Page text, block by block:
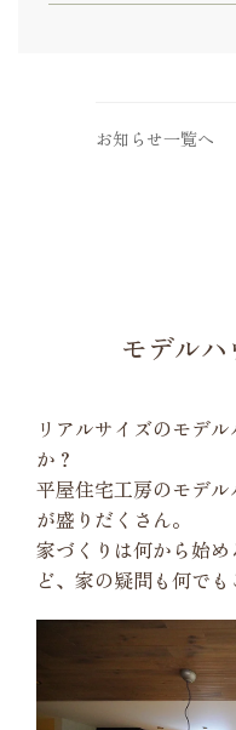
お知らせ一覧へ
モデル
リアルサイズのモデ
か？
平屋住宅工房のモデ
が盛りだくさん。
家づくりは何から始
ど、家の疑問も何でも